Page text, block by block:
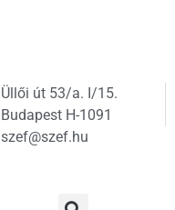
Üllői út 53/a. I/15.
Budapest H-1091
szef@szef.hu